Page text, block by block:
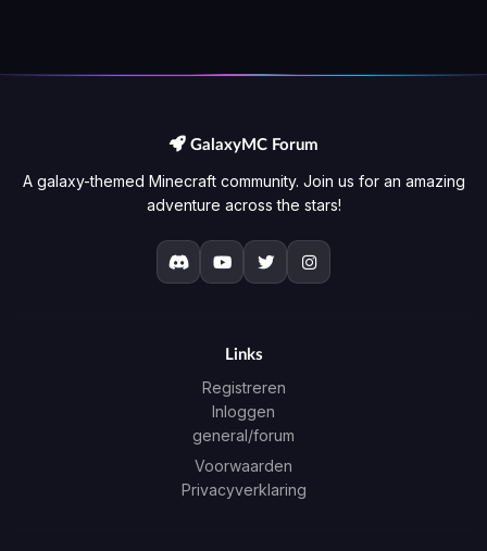
GalaxyMC Forum
A galaxy-themed Minecraft community. Join us for an amazing
adventure across the stars!
Links
Registreren
Inloggen
general/forum
Voorwaarden
Privacyverklaring